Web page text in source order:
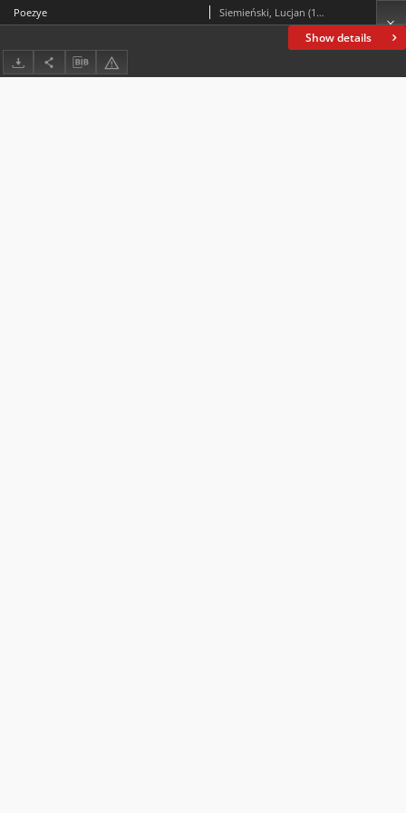
Show details
Poezye Siemieński, Lucjan (1807-1877)